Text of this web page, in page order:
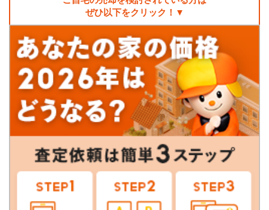
ぜひ以下をクリック！▼